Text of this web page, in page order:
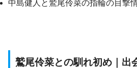
中島健人と鷲尾伶菜の指輪の目撃
鷲尾伶菜との馴れ初め｜出